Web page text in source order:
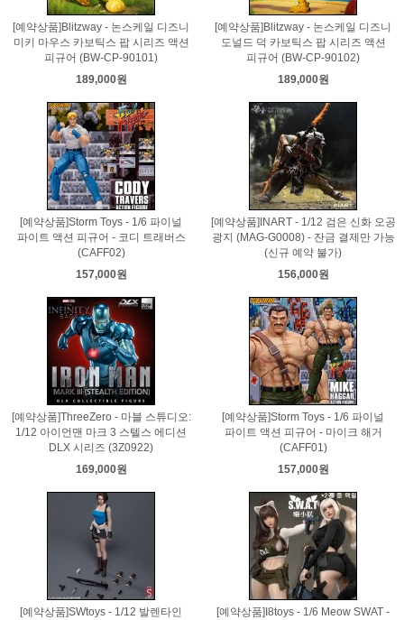
[예약상품]Blitzway - 논스케일 디즈니
미키 마우스 카보틱스 팝 시리즈 액션
피규어 (BW-CP-90101)
189,000원
[예약상품]Blitzway - 논스케일 디즈니
도널드 덕 카보틱스 팝 시리즈 액션
피규어 (BW-CP-90102)
189,000원
[예약상품]Storm Toys - 1/6 파이널
파이트 액션 피규어 - 코디 트래버스
(CAFF02)
157,000원
[예약상품]INART - 1/12 검은 신화 오공
광지 (MAG-G0008) - 잔금 결제만 가능
(신규 예약 불가)
156,000원
[예약상품]ThreeZero - 마블 스튜디오:
1/12 아이언맨 마크 3 스텔스 에디션
DLX 시리즈 (3Z0922)
169,000원
[예약상품]Storm Toys - 1/6 파이널
파이트 액션 피규어 - 마이크 해거
(CAFF01)
157,000원
[예약상품]SWtoys - 1/12 발렌타인
[예약상품]I8toys - 1/6 Meow SWAT -